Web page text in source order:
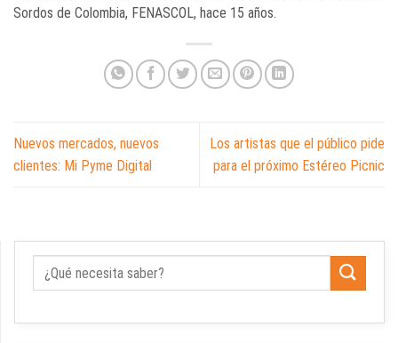
Sordos de Colombia, FENASCOL, hace 15 años.
Nuevos mercados, nuevos
clientes: Mi Pyme Digital
Los artistas que el público pide
para el próximo Estéreo Picnic